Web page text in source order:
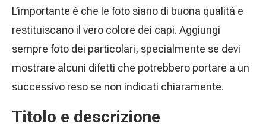
L’importante è che le foto siano di buona qualità e
restituiscano il vero colore dei capi. Aggiungi
sempre foto dei particolari, specialmente se devi
mostrare alcuni difetti che potrebbero portare a un
successivo reso se non indicati chiaramente.
Titolo e descrizione